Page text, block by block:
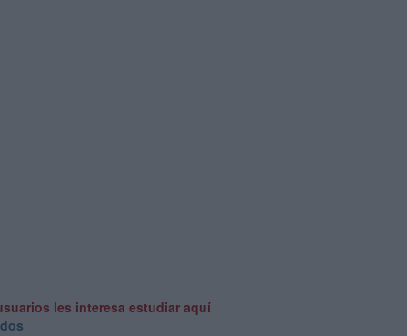
les interesa estudiar aquí